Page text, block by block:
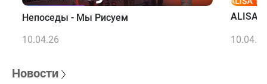
Непоседы - Мы Рисуем
10.04.26
ALISA
10.04.26
Новости